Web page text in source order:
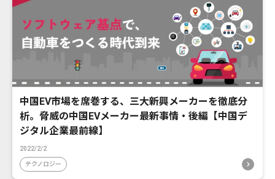
中国EV市場を席巻する、三大新興メーカーを徹底分
析。脅威の中国EVメーカー最新事情・後編【中国デ
ジタル企業最前線】
2022/2/2
テクノロジー